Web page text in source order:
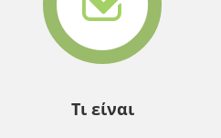
Τι είναι